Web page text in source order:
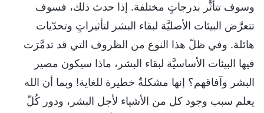
وسوف تتأثَّر بدرجاتٍ مختلفة. إذا حدث ذلك، فسوف
تتعرَّض البيئات الأصليَّة لبقاء البشر لتأثيراتٍ وتحدّيات
هائلة. وفي ظلّ هذا النوع من الظروف التي قد تدمَّرَت
فيها البيئات الأساسيَّة لبقاء البشر، ماذا سيكون مصير
البشر وآفاقهم؟ إنها مشكلةٌ خطيرة للغاية! وبما أن الله
يعلم سبب وجود كل من الأشياء لأجل البشر، ودور كُلّ